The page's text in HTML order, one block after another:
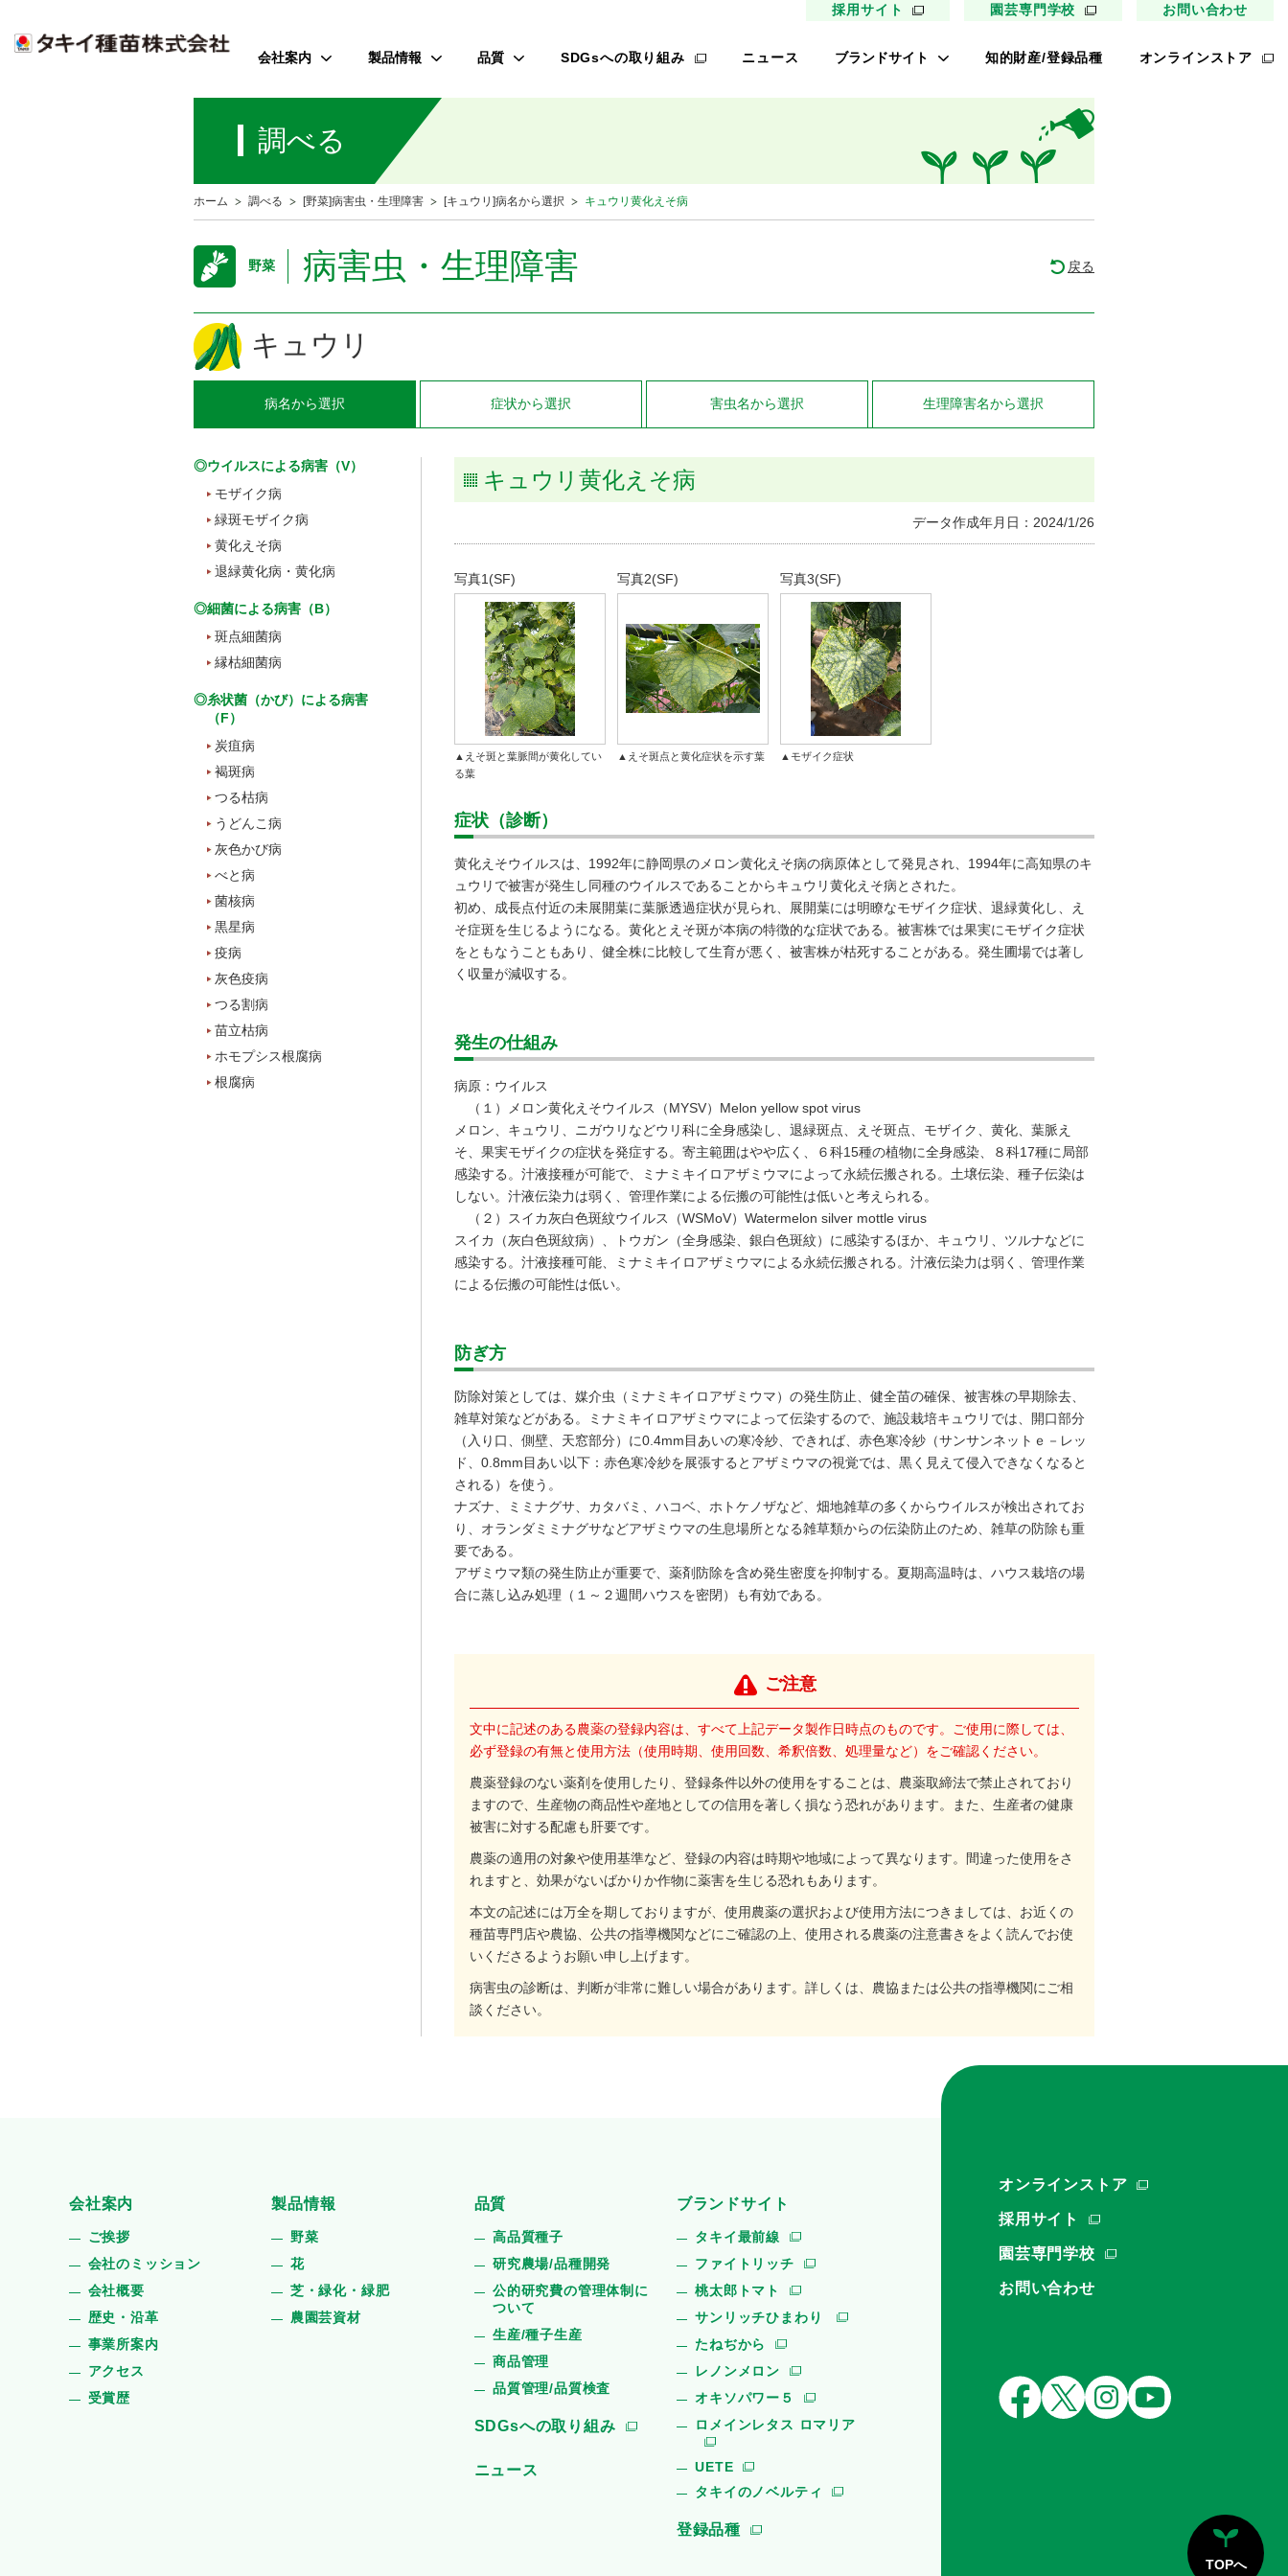
採用サイト 園芸専門学校 お問い合わせ
会社案内
会社のミッション
事業所案内
製品情報
花
芝・緑化・緑肥
品質
商品管理
SDGsへの取り組み ニュース ブランドサイト 知的財産/登録品種 オンラインストア
調べる
ホーム 調べる [野菜]病害虫・生理障害 [キュウリ]病名から選択 キュウリ黄化えそ病
野菜 病害虫・生理障害 戻る
キュウリ
病名から選択 症状から選択 害虫名から選択 生理障害名から選択
◎ウイルスによる病害（V）
モザイク病
緑斑モザイク病
黄化えそ病
退緑黄化病・黄化病
◎細菌による病害（B）
斑点細菌病
縁枯細菌病
◎糸状菌（かび）による病害
（F）
炭疽病
褐斑病
つる枯病
うどんこ病
灰色かび病
べと病
菌核病
黒星病
疫病
灰色疫病
つる割病
苗立枯病
ホモプシス根腐病
根腐病
キュウリ黄化えそ病
データ作成年月日：2024/1/26
写真1(SF)
▲えそ斑と葉脈間が黄化してい
る葉
写真2(SF)
▲えそ斑点と黄化症状を示す葉
写真3(SF)
▲モザイク症状
症状（診断）
黄化えそウイルスは、1992年に静岡県のメロン黄化えそ病の病原体として発見され、1994年に高知県のキ
ュウリで被害が発生し同種のウイルスであることからキュウリ黄化えそ病とされた。
初め、成長点付近の未展開葉に葉脈透過症状が見られ、展開葉には明瞭なモザイク症状、退緑黄化し、え
そ症斑を生じるようになる。黄化とえそ斑が本病の特徴的な症状である。被害株では果実にモザイク症状
をともなうこともあり、健全株に比較して生育が悪く、被害株が枯死することがある。発生圃場では著し
く収量が減収する。
発生の仕組み
病原：ウイルス
（１）メロン黄化えそウイルス（MYSV）Melon yellow spot virus
メロン、キュウリ、ニガウリなどウリ科に全身感染し、退緑斑点、えそ斑点、モザイク、黄化、葉脈え
そ、果実モザイクの症状を発症する。寄主範囲はやや広く、６科15種の植物に全身感染、８科17種に局部
感染する。汁液接種が可能で、ミナミキイロアザミウマによって永続伝搬される。土壌伝染、種子伝染は
しない。汁液伝染力は弱く、管理作業による伝搬の可能性は低いと考えられる。
（２）スイカ灰白色斑紋ウイルス（WSMoV）Watermelon silver mottle virus
スイカ（灰白色斑紋病）、トウガン（全身感染、銀白色斑紋）に感染するほか、キュウリ、ツルナなどに
感染する。汁液接種可能、ミナミキイロアザミウマによる永続伝搬される。汁液伝染力は弱く、管理作業
による伝搬の可能性は低い。
防ぎ方
防除対策としては、媒介虫（ミナミキイロアザミウマ）の発生防止、健全苗の確保、被害株の早期除去、
雑草対策などがある。ミナミキイロアザミウマによって伝染するので、施設栽培キュウリでは、開口部分
（入り口、側壁、天窓部分）に0.4mm目あいの寒冷紗、できれば、赤色寒冷紗（サンサンネットｅ－レッ
ド、0.8mm目あい以下：赤色寒冷紗を展張するとアザミウマの視覚では、黒く見えて侵入できなくなると
される）を使う。
ナズナ、ミミナグサ、カタバミ、ハコベ、ホトケノザなど、畑地雑草の多くからウイルスが検出されてお
り、オランダミミナグサなどアザミウマの生息場所となる雑草類からの伝染防止のため、雑草の防除も重
要である。
アザミウマ類の発生防止が重要で、薬剤防除を含め発生密度を抑制する。夏期高温時は、ハウス栽培の場
合に蒸し込み処理（１～２週間ハウスを密閉）も有効である。
ご注意
文中に記述のある農薬の登録内容は、すべて上記データ製作日時点のものです。ご使用に際しては、
必ず登録の有無と使用方法（使用時期、使用回数、希釈倍数、処理量など）をご確認ください。
農薬登録のない薬剤を使用したり、登録条件以外の使用をすることは、農薬取締法で禁止されており
ますので、生産物の商品性や産地としての信用を著しく損なう恐れがあります。また、生産者の健康
被害に対する配慮も肝要です。
農薬の適用の対象や使用基準など、登録の内容は時期や地域によって異なります。間違った使用をさ
れますと、効果がないばかりか作物に薬害を生じる恐れもあります。
本文の記述には万全を期しておりますが、使用農薬の選択および使用方法につきましては、お近くの
種苗専門店や農協、公共の指導機関などにご確認の上、使用される農薬の注意書きをよく読んでお使
いくださるようお願い申し上げます。
病害虫の診断は、判断が非常に難しい場合があります。詳しくは、農協または公共の指導機関にご相
談ください。
会社案内
ご挨拶
会社のミッション
会社概要
歴史・沿革
事業所案内
アクセス
受賞歴
製品情報
野菜
花
芝・緑化・緑肥
農園芸資材
品質
高品質種子
研究農場/品種開発
公的研究費の管理体制に
ついて
生産/種子生産
商品管理
品質管理/品質検査
SDGsへの取り組み
ニュース
ブランドサイト
タキイ最前線
ファイトリッチ
桃太郎トマト
サンリッチひまわり
たねぢから
レノンメロン
オキソパワー５
ロメインレタス ロマリア
UETE
タキイのノベルティ
登録品種
オンラインストア
採用サイト
園芸専門学校
お問い合わせ
TOPへ